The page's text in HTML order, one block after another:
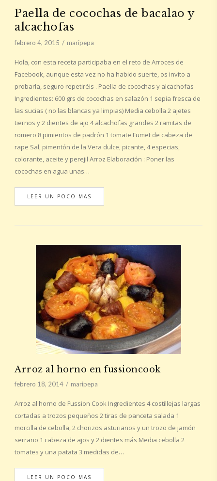
Paella de cocochas de bacalao y
alcachofas
febrero 4, 2015 maripepa
Hola, con esta receta participaba en el reto de Arroces de
Facebook, aunque esta vez no ha habido suerte, os invito a
probarla, seguro repetiréis . Paella de cocochas y alcachofas
Ingredientes: 600 grs de cocochas en salazón 1 sepia fresca de
las sucias ( no las blancas ya limpias) Media cebolla 2 ajetes
tiernos y 2 dientes de ajo 4 alcachofas grandes 2 ramitas de
romero 8 pimientos de padrón 1 tomate Fumet de cabeza de
rape Sal, pimentón de la Vera dulce, picante, 4 especias,
colorante, aceite y perejil Arroz Elaboración : Poner las
cocochas en agua unas…
LEER UN POCO MAS
Arroz al horno en fussioncook
febrero 18, 2014 maripepa
Arroz al horno de Fussion Cook Ingredientes 4 costillejas largas
cortadas a trozos pequeños 2 tiras de panceta salada 1
morcilla de cebolla, 2 chorizos asturianos y un trozo de jamón
serrano 1 cabeza de ajos y 2 dientes más Media cebolla 2
tomates y una patata 3 medidas de…
LEER UN POCO MAS